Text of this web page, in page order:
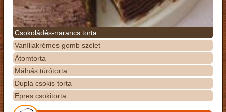
Csokoládés-narancs torta
Vaníliakrémes gomb szelet
Atomtorta
Málnás túrótorta
Dupla csokis torta
Epres csokitorta